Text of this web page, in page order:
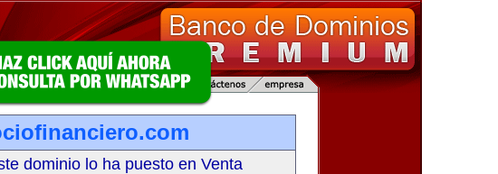
dominio lo ha puesto en Venta